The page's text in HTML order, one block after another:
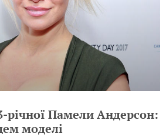
річної Памели Андерсон:
моделі